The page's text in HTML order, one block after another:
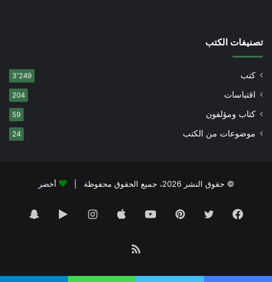
تصنيفات الكتب
كتب 3٬249
اقتباسات 204
كتاب ومؤلفون 59
موضوعات من الكتب 24
© حقوق النشر 2026، جميع الحقوق محفوظة | أخضر
فيسبوك تويتر بينتيريستيوتيوب انستقرام‏Google
ملخص
الموقع